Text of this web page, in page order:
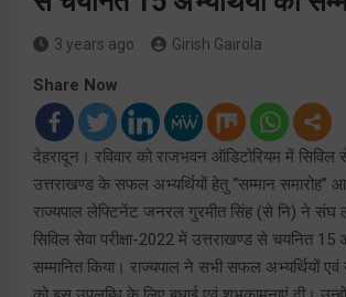
3 years ago Girish Gairola
Share Now
देहरादून। रविवार को राजभवन ऑडिटोरियम में सिविल
उत्तराखण्ड के सफल अभ्यर्थियों हेतु ‘‘सम्मान समारोह’’
राज्यपाल लेफ्टिनेंट जनरल गुरमीत सिंह (से नि) ने संघ
सिविल सेवा परीक्षा-2022 में उत्तराखण्ड से चयनित 15
सम्मानित किया। राज्यपाल ने सभी सफल अभ्यर्थियों